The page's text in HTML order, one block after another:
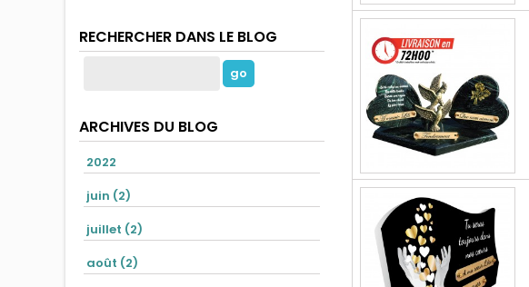
RECHERCHER DANS LE BLOG
ARCHIVES DU BLOG
2022
juin (2)
juillet (2)
août (2)